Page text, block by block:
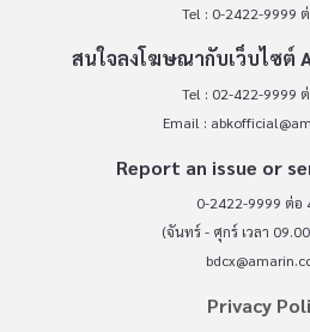
Tel : 0-2422-9999
สนใจลงโฆษณากับเว็บไซต์
Tel : 02-422-9999
Email :
Report an issue or
0-2422-9999 ต่อ
(จันทร์ - ศุกร์ เวลา
Privacy